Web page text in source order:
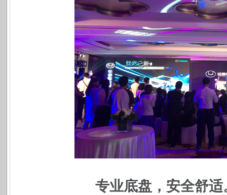
专业底盘，安全舒适